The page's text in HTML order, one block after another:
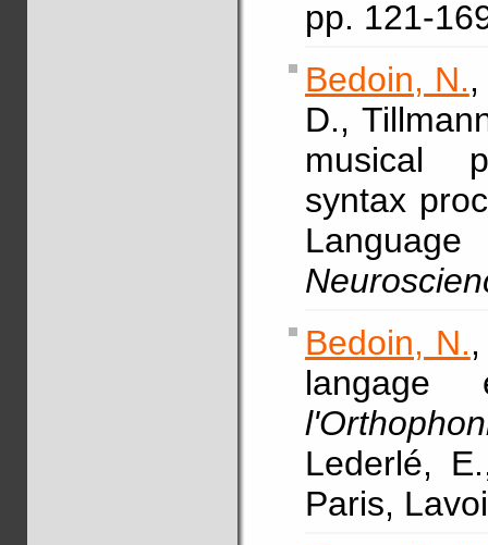
pp. 121-
Bedoin, N.
D.,
musical
syntax
Bedoin, N.
Lederlé,
Paris,